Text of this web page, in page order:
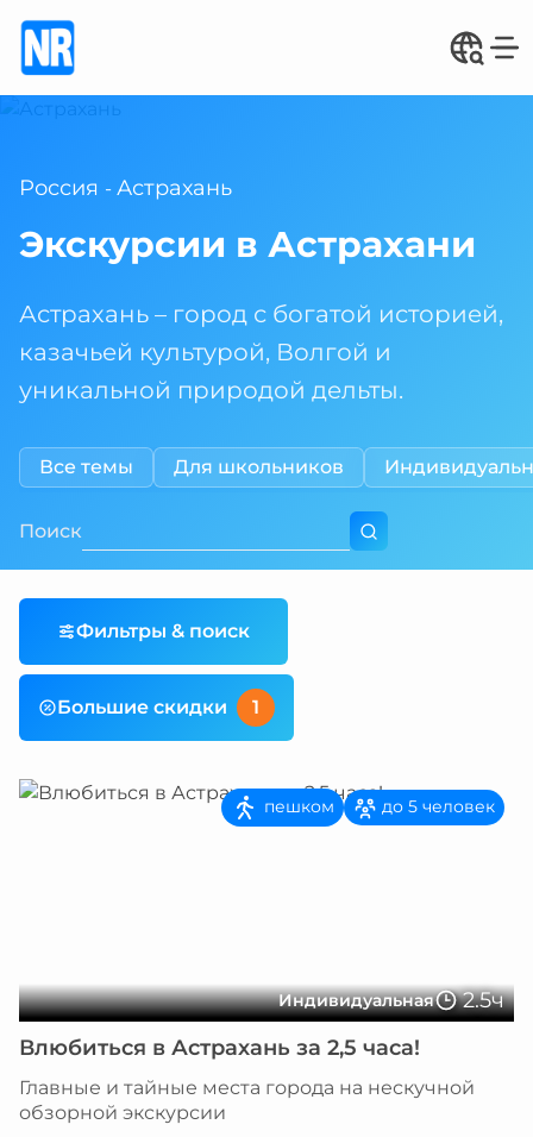
Россия - Астрахань
Экскурсии в Астрахани
Астрахань – город с богатой историей,
казачьей культурой, Волгой и
уникальной природой дельты.
Все темы Для школьников
Поиск
Фильтры & поиск
Большие скидки 1
Индивидуальная 2.5ч
пешком до 5 человек
Влюбиться в Астрахань за 2,5 часа!
Главные и тайные места города на нескучной
обзорной экскурсии